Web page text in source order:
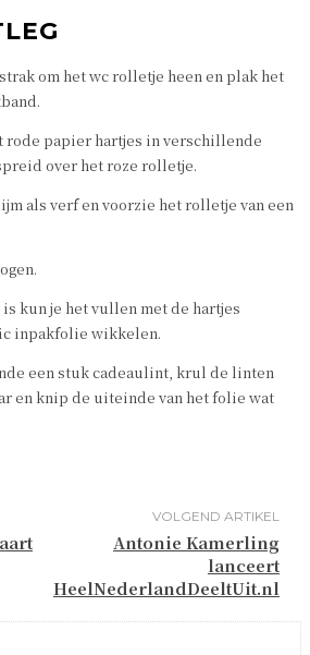
om het wc rolletje heen en plak het
rode papier hartjes in verschillende
over het roze rolletje.
als verf en voorzie het rolletje van een
kun je het vullen met de hartjes
inpakfolie wikkelen.
een stuk cadeaulint, krul de linten
en knip de uiteinde van het folie wat
VOLGEND ARTIKEL
Antonie Kamerling
lanceert
HeelNederlandDeeltUit.nl